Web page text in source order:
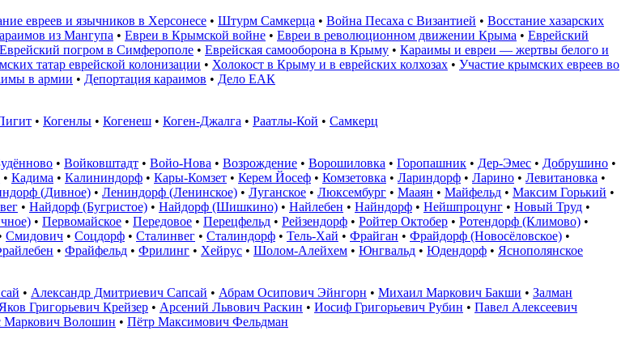
евреев и язычников в Херсонесе • Штурм Самкерца • Война Песаха с Византией • Восстание хазарских
из Мангупа • Евреи в Крымской войне • Евреи в революционном движении Крыма • Еврейский
Еврейский погром в Симферополе • Еврейская самооборона в Крыму • Караимы и евреи — жертвы белого и
татар еврейской колонизации • Холокост в Крыму и в еврейских колхозах • Участие крымских евреев во
в армии • Депортация караимов • Дело ЕАК
• Когенлы • Когенеш • Коген-Джалга • Раатлы-Кой • Самкерц
• Войковштадт • Войо-Нова • Возрождение • Ворошиловка • Горопашник • Дер-Эмес • Добрушино •
• Кадима • Калининдорф • Кары-Комзет • Керем Йосеф • Комзетовка • Лариндорф • Ларино • Левитановка •
(Дивное) • Лениндорф (Ленинское) • Луганское • Люксембург • Мааян • Майфельд • Максим Горький •
• Найдорф (Бугристое) • Найдорф (Шишкино) • Найлебен • Найндорф • Нейшпроцунг • Новый Труд •
• Первомайское • Передовое • Перецфельд • Рейзендорф • Ройтер Октобер • Ротендорф (Климово) •
Смидович • Соцдорф • Сталинвег • Сталиндорф • Тель-Хай • Фрайган • Фрайдорф (Новосёловское) •
• Фрайфельд • Фрилинг • Хейрус • Шолом-Алейхем • Юнгвальд • Юдендорф • Яснополянское
• Александр Дмитриевич Сапсай • Абрам Осипович Эйнгорн • Михаил Маркович Бакши • Залман
Яков Григорьевич Крейзер • Арсений Львович Раскин • Иосиф Григорьевич Рубин • Павел Алексеевич
Маркович Волошин • Пётр Максимович Фельдман